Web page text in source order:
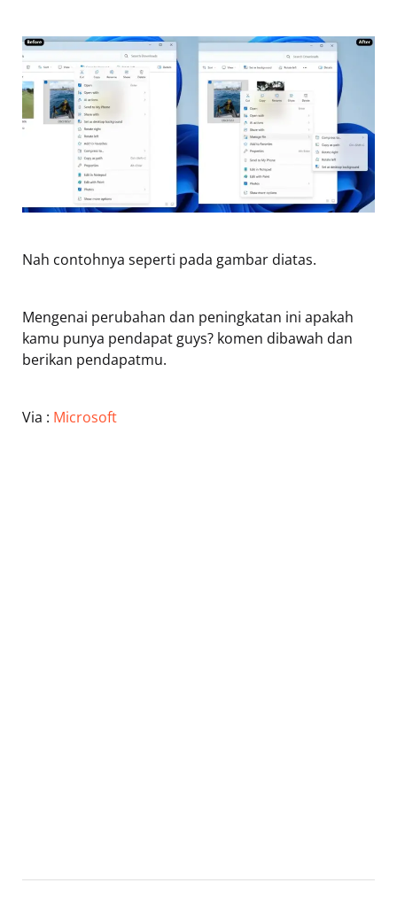
Nah contohnya seperti pada gambar diatas.
Mengenai perubahan dan peningkatan ini apakah
kamu punya pendapat guys? komen dibawah dan
berikan pendapatmu.
Via : Microsoft